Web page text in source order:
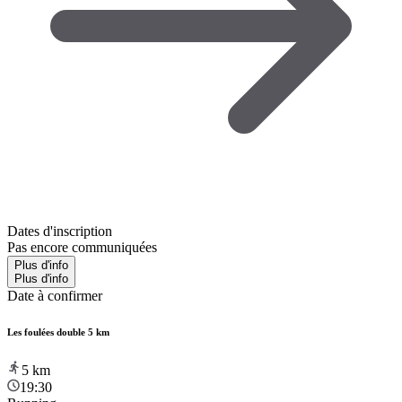
Dates d'inscription
Pas encore communiquées
Plus d'info
Plus d'info
Date à confirmer
Les foulées double 5 km
5 km
19:30